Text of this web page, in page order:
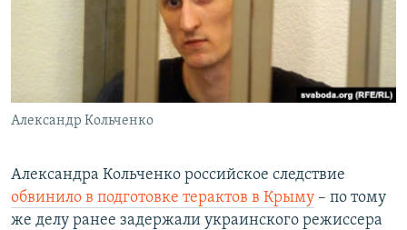
Александр Кольченко
Александра Кольченко российское следствие
обвинило в подготовке терактов в Крыму – по тому
же делу ранее задержали украинского режиссера